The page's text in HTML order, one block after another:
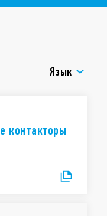
Язык
контакторы